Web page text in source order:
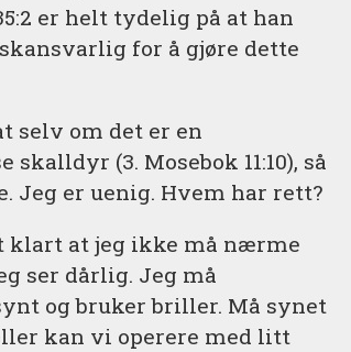
er helt tydelig på at han
for å gjøre dette
selv om det er en
(3. Mosebok 11:10), så
Jeg er uenig. Hvem har rett?
klart at jeg ikke må nærme
ser dårlig. Jeg må
og bruker briller. Må synet
kan vi operere med litt